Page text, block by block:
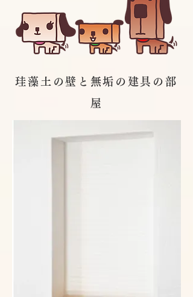
珪藻土の壁と無垢の建具の部
屋